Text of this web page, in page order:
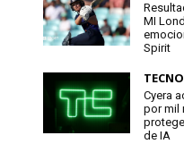
MI
Spirit
Cyera
por mil
de IA